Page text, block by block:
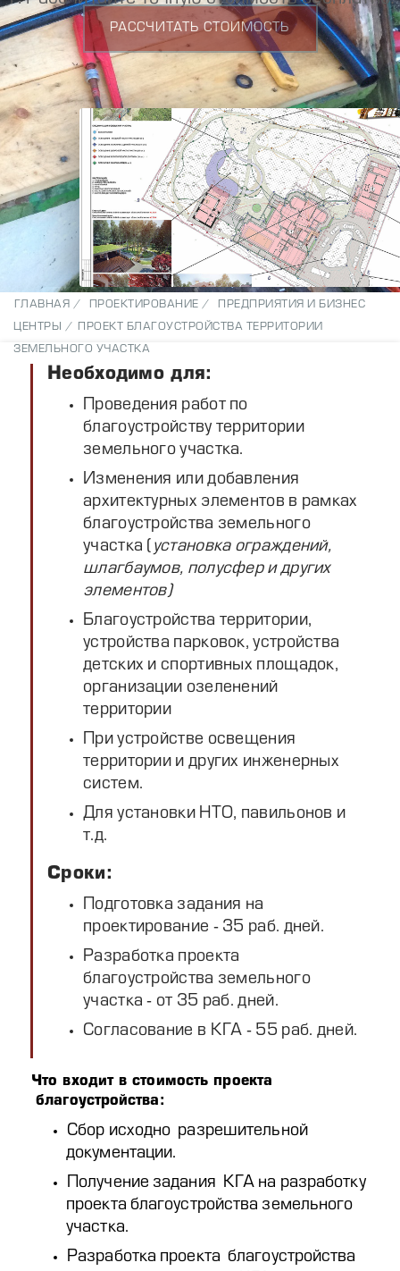
РАССЧИТАТЬ СТОИМОСТЬ
ГЛАВНАЯ / ПРОЕКТИРОВАНИЕ / ПРЕДПРИЯТИЯ И БИЗНЕС
ЦЕНТРЫ / ПРОЕКТ БЛАГОУСТРОЙСТВА ТЕРРИТОРИИ
ЗЕМЕЛЬНОГО УЧАСТКА
Необходимо для:
Проведения работ по
благоустройству территории
земельного участка.
Изменения или добавления
архитектурных элементов в рамках
благоустройства земельного
участка ( установка ограждений,
шлагбаумов, полусфер и других
элементов)
Благоустройства территории,
устройства парковок, устройства
детских и спортивных площадок,
организации озеленений
территории
При устройстве освещения
территории и других инженерных
систем.
Для установки НТО, павильонов и
т.д.
Сроки:
Подготовка задания на
проектирование - 35 раб. дней.
Разработка проекта
благоустройства земельного
участка - от 35 раб. дней.
Согласование в КГА - 55 раб. дней.
Что входит в стоимость проекта
благоустройства:
Сбор исходно разрешительной
документации.
Получение задания КГА на разработку
проекта благоустройства земельного
участка.
Разработка проекта благоустройства